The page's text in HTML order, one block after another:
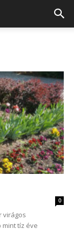
0
virágos
tíz éve